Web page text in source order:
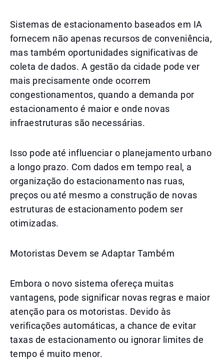
Sistemas de estacionamento baseados em IA
fornecem não apenas recursos de conveniência,
mas também oportunidades significativas de
coleta de dados. A gestão da cidade pode ver
mais precisamente onde ocorrem
congestionamentos, quando a demanda por
estacionamento é maior e onde novas
infraestruturas são necessárias.
Isso pode até influenciar o planejamento urbano
a longo prazo. Com dados em tempo real, a
organização do estacionamento nas ruas,
preços ou até mesmo a construção de novas
estruturas de estacionamento podem ser
otimizadas.
Motoristas Devem se Adaptar Também
Embora o novo sistema ofereça muitas
vantagens, pode significar novas regras e maior
atenção para os motoristas. Devido às
verificações automáticas, a chance de evitar
taxas de estacionamento ou ignorar limites de
tempo é muito menor.